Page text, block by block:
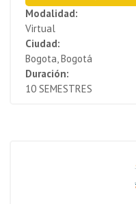
Modalidad:
Virtual
Ciudad:
Bogota, Bogotá
Duración:
10 SEMESTRES